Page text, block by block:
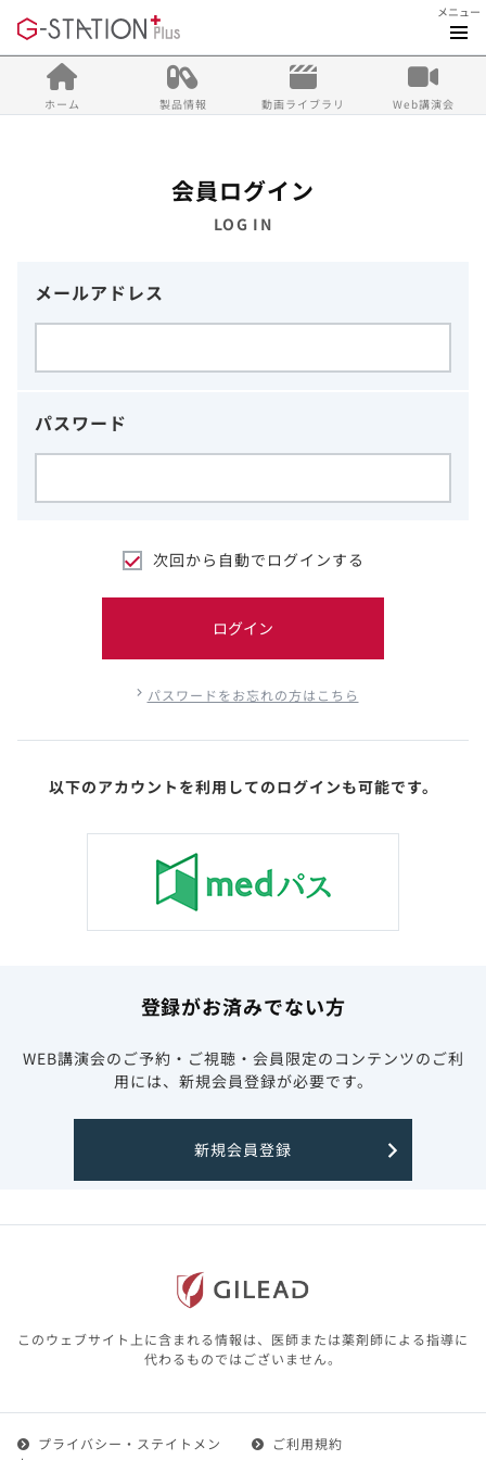
メニュー
ホーム 製品情報 動画ライブラリ Web講演会
会員ログイン
LOG IN
メールアドレス
パスワード
次回から自動でログインする
ログイン
パスワードをお忘れの方はこちら
以下のアカウントを利用してのログインも可能です。
登録がお済みでない方
WEB講演会のご予約・ご視聴・会員限定のコンテンツのご利
用には、新規会員登録が必要です。
新規会員登録
このウェブサイト上に含まれる情報は、医師または薬剤師による指導に
代わるものではございません。
プライバシー・ステイトメン
ご利用規約